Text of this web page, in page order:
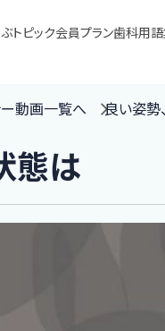
トピック会員プラン歯科用
動画一覧へ 良い姿勢
態は